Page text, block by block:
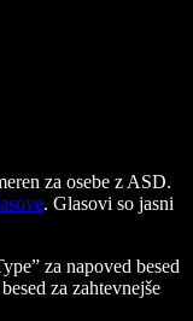
za osebe z ASD.
. Glasovi so jasni
za napoved besed
za zahtevnejše